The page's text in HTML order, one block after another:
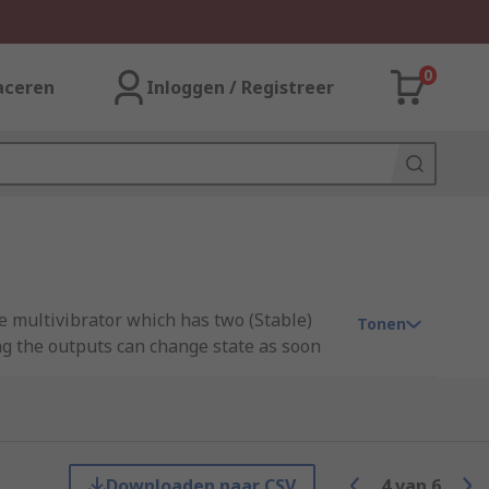
Inloggen / Registreer
0
multivibrator which has two (Stable)
the outputs can change state as soon
and one output. The inputs are
Tonen